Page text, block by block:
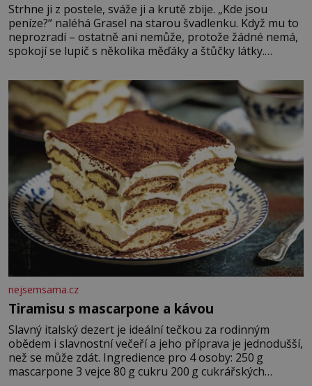
Strhne ji z postele, sváže ji a krutě zbije. „Kde jsou
peníze?“ naléhá Grasel na starou švadlenku. Když mu to
neprozradí – ostatně ani nemůže, protože žádné nemá,
spokojí se lupič s několika měďáky a štůčky látky.
krutý. Jeho činy budí hrůzu ještě dlouho po jeho smrti
nejsemsama.cz
Tiramisu s mascarpone a kávou
Slavný italský dezert je ideální tečkou za rodinným
obědem i slavnostní večeří a jeho příprava je jednodušší,
než se může zdát. Ingredience pro 4 osoby: 250 g
mascarpone 3 vejce 80 g cukru 200 g cukrářských